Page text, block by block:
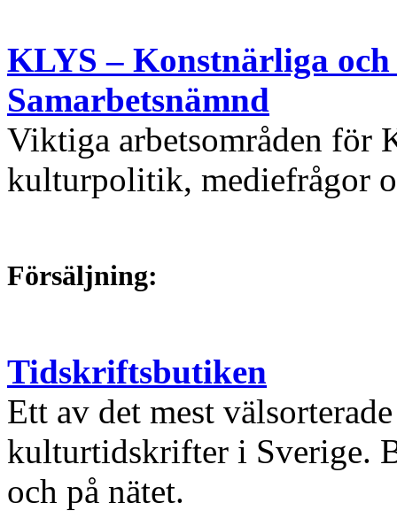
KLYS – Konstnärliga
Samarbetsnämnd
Viktiga arbetsområden för
kulturpolitik, mediefrågor
Försäljning:
Tidskriftsbutiken
Ett av det mest
kulturtidskrifter i Sverige.
och på nätet.